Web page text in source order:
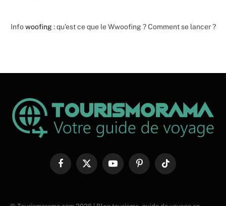
Infowoofing: qu’est ce que le Wwoofing ? Comment se lancer ?
FacebookX
YouTubePinterestTikTok